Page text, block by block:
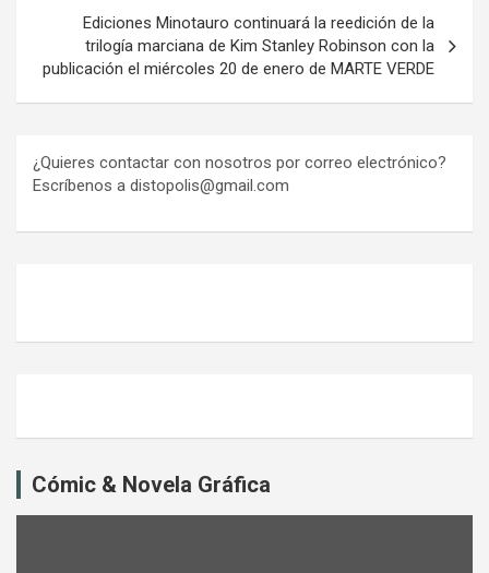
Ediciones Minotauro continuará la reedición de la
trilogía marciana de Kim Stanley Robinson con la
publicación el miércoles 20 de enero de MARTE VERDE
¿Quieres contactar con nosotros por correo electrónico?
Escríbenos a distopolis@gmail.com
Cómic & Novela Gráfica